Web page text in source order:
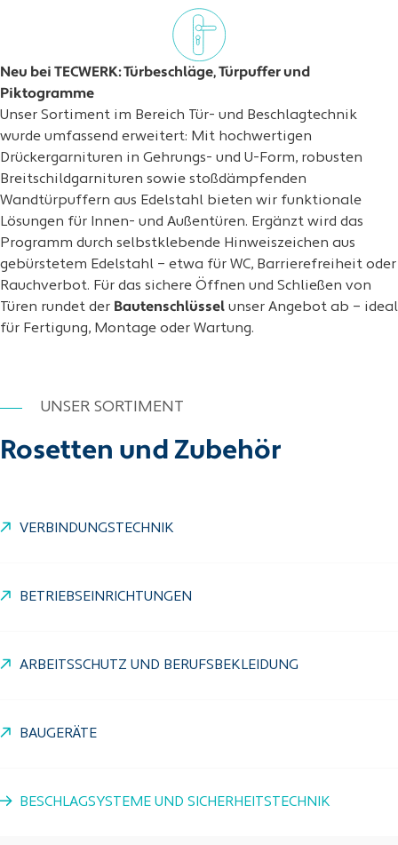
Neu bei TECWERK: Türbeschläge, Türpuffer und
Piktogramme
Unser Sortiment im Bereich Tür- und Beschlagtechnik
wurde umfassend erweitert: Mit hochwertigen
Drückergarnituren in Gehrungs- und U-Form, robusten
Breitschildgarnituren sowie stoßdämpfenden
Wandtürpuffern aus Edelstahl bieten wir funktionale
Lösungen für Innen- und Außentüren. Ergänzt wird das
Programm durch selbstklebende Hinweiszeichen aus
gebürstetem Edelstahl – etwa für WC, Barrierefreiheit oder
Rauchverbot. Für das sichere Öffnen und Schließen von
Türen rundet der Bautenschlüssel unser Angebot ab – ideal
für Fertigung, Montage oder Wartung.
UNSER SORTIMENT
Rosetten und Zubehör
VERBINDUNGSTECHNIK
BETRIEBSEINRICHTUNGEN
ARBEITSSCHUTZ UND BERUFSBEKLEIDUNG
BAUGERÄTE
BESCHLAGSYSTEME UND SICHERHEITSTECHNIK